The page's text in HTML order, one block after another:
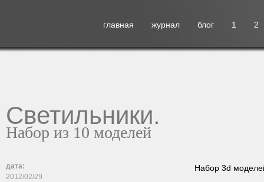
главная журнал блог 1 2
Светильники.
Набор из 10 моделей
дата:
2012/02/29
Набор 3d